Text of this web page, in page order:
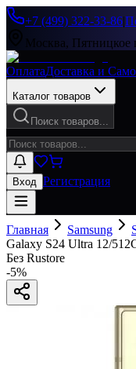
+7 (499) 322-33-86|
Москва, Пятницкое
ОплатаДоставка и
Каталог товаров
Поиск товаров...
Вход Регистрация
Главная Samsung
Galaxy S24 Ultra 12/
Без Rustore
-5%